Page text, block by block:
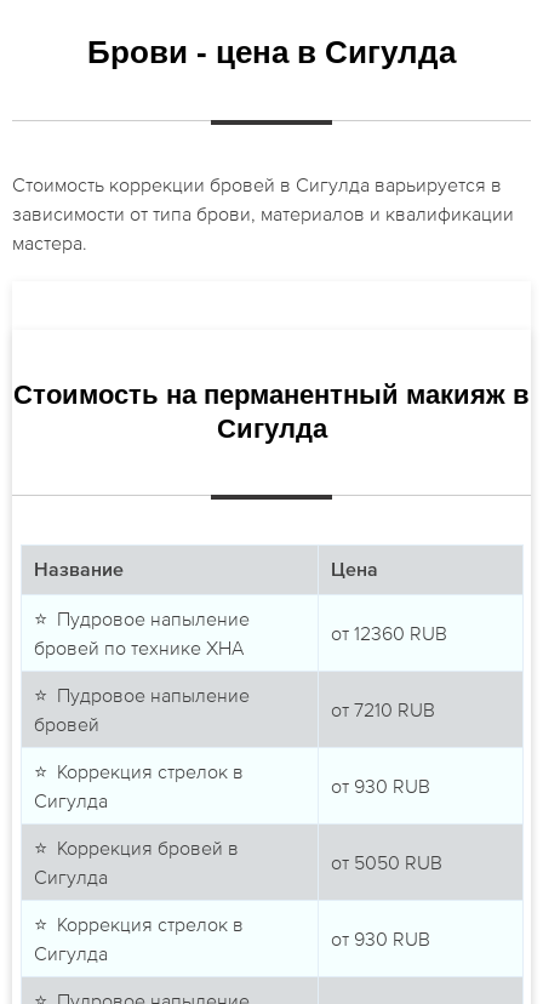
Брови - цена в Сигулда
Стоимость коррекции бровей в Сигулда варьируется в
зависимости от типа брови, материалов и квалификации
мастера.
Стоимость на перманентный макияж в
Сигулда
Название Цена
⭐ Пудровое напыление
бровей по технике ХНА
от 12360 RUB
⭐ Пудровое напыление
бровей
от 7210 RUB
⭐ Коррекция стрелок в
Сигулда
от 930 RUB
⭐ Коррекция бровей в
Сигулда
от 5050 RUB
⭐ Коррекция стрелок в
Сигулда
от 930 RUB